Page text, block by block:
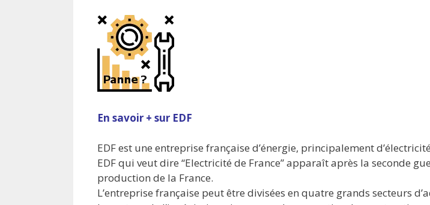
En savoir + sur EDF
EDF est une entreprise française d’énergie, principalement
EDF qui veut dire “Electricité de France” apparaît après la seconde
production de la France.
L’entreprise française peut être divisées en quatre grands secteurs